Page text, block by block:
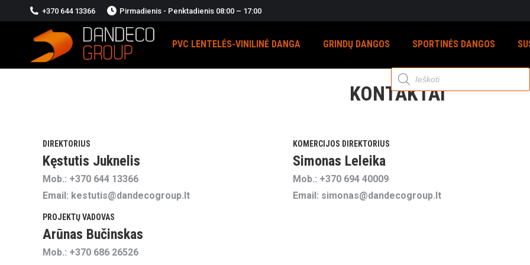
+370 644 13366 Pirmadienis - Penktadienis 08:00 – 17:00
PVC LENTELĖS-VINILINĖ DANGA GRINDŲ DANGOS SPORTINĖS DANGOS
Products
search
KONTAKTAI
DIREKTORIUS
Kęstutis Juknelis
Mob.: +370 644 13366
Email: kestutis@dandecogroup.lt
KOMERCIJOS DIREKTORIUS
Simonas Leleika
Mob.: +370 694 40009
Email: simonas@dandecogroup.lt
PROJEKTŲ VADOVAS
Arūnas Bučinskas
Mob.: +370 686 26526